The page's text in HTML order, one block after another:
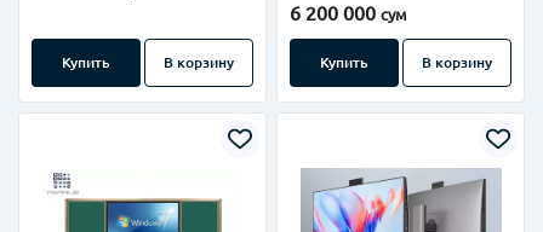
Купить В корзину
6 200 000 сум
Купить В корзину